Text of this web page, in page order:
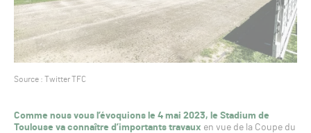
Source : Twitter TFC
Comme nous vous l’évoquions le 4 mai 2023, le Stadium de
Toulouse va connaître d’importants travaux en vue de la Coupe du